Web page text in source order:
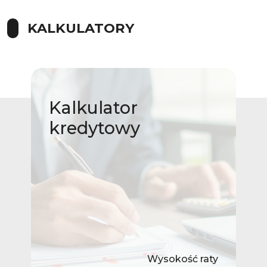
KALKULATORY
Kalkulator
kredytowy
Wysokość raty